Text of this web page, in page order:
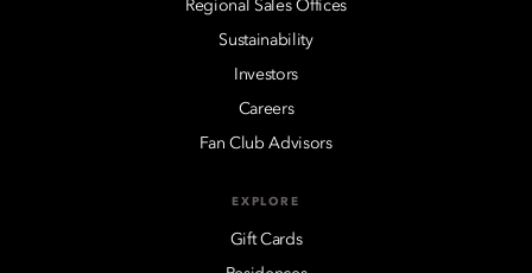
Regional Sales Offices
Sustainability
Investors
Careers
Fan Club Advisors
EXPLORE
Gift Cards